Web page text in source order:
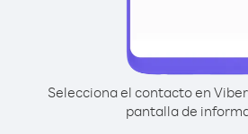
Selecciona el contacto en
pantalla de